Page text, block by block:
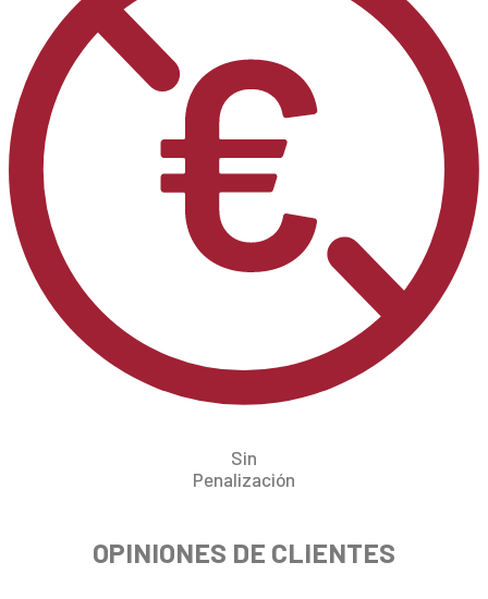
Sin
Penalización
OPINIONES DE CLIENTES